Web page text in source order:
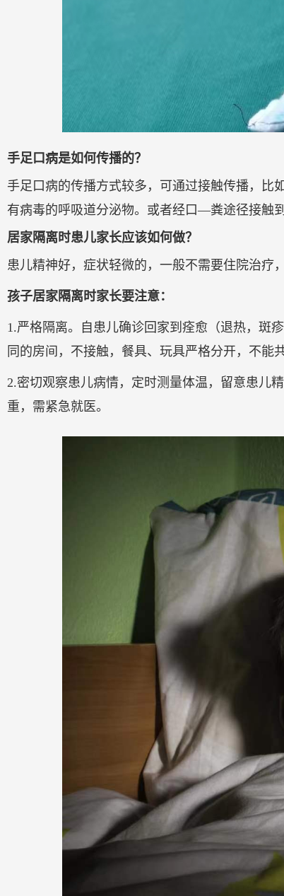
手足口病是如何传播的？
手足口病的传播方式较多，可通过接触传播，比
有病毒的呼吸道分泌物。或者经口—粪途径接触
居家隔离时患儿家长应该如何做？
患儿精神好，症状轻微的，一般不需要住院治疗
孩子居家隔离时家长要注意：
1.严格隔离。自患儿确诊回家到痊愈（退热，斑
同的房间，不接触，餐具、玩具严格分开，不能共
2.密切观察患儿病情，定时测量体温，留意患儿
重，需紧急就医。